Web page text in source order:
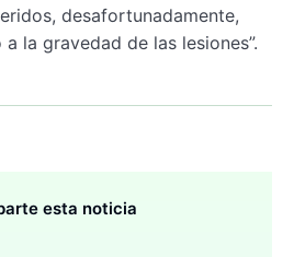
desafortunadamente,
la gravedad de las lesiones”.
esta noticia